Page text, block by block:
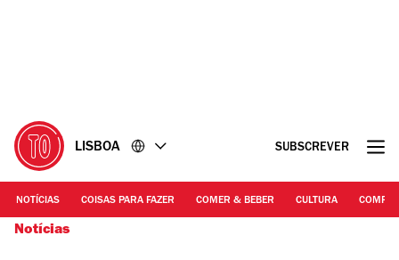
LISBOA SUBSCREVER
NOTÍCIAS COISAS PARA FAZER COMER & BEBER CULTURA
Notícias